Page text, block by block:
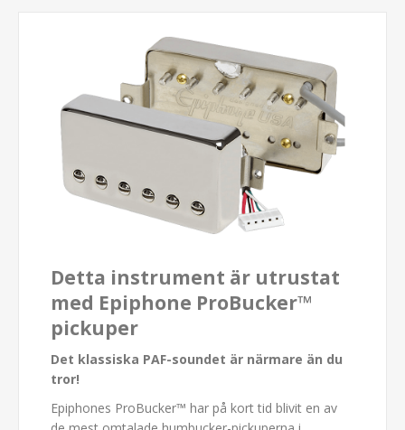
Detta instrument är utrustat
med Epiphone ProBucker™
pickuper
Det klassiska PAF-soundet är närmare än du
tror!
Epiphones ProBucker™ har på kort tid blivit en av